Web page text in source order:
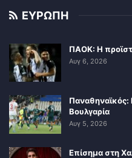
ΕΥΡΩΠΗ
ΠΑΟΚ: Η
Αυγ 6, 2026
Παναθηναϊκός:
Βουλγαρία
Αυγ 5, 2026
Επίσημα στη